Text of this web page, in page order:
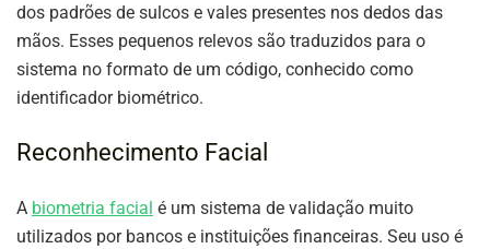
dos padrões de sulcos e vales presentes nos dedos das
mãos. Esses pequenos relevos são traduzidos para o
sistema no formato de um código, conhecido como
identificador biométrico.
Reconhecimento Facial
A biometria facial é um sistema de validação muito
utilizados por bancos e instituições financeiras. Seu uso é